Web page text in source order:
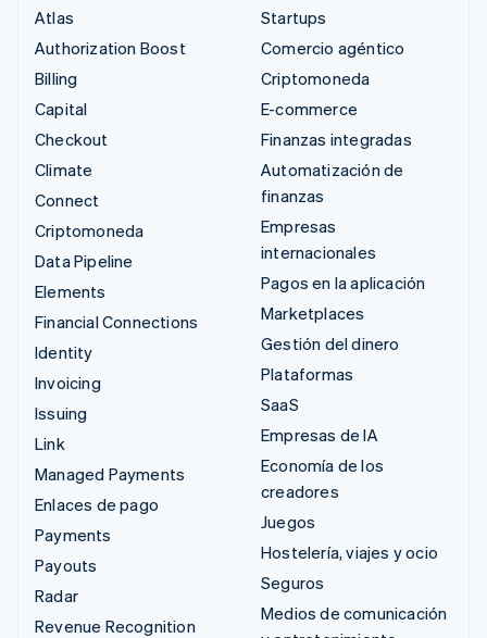
Atlas
Authorization Boost
Billing
Capital
Checkout
Climate
Connect
Criptomoneda
Data Pipeline
Elements
Financial Connections
Identity
Invoicing
Issuing
Link
Managed Payments
Enlaces de pago
Payments
Payouts
Radar
Revenue Recognition
Startups
Comercio agéntico
Criptomoneda
E-commerce
Finanzas integradas
Automatización de
finanzas
Empresas
internacionales
Pagos en la aplicación
Marketplaces
Gestión del dinero
Plataformas
SaaS
Empresas de IA
Economía de los
creadores
Juegos
Hostelería, viajes y ocio
Seguros
Medios de comunicación